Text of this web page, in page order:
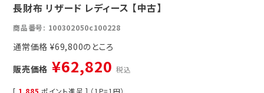
長財布 リザード レディース 【中古】
商品番号 100302050c100228
通常価格 ¥69,800
販売価格 ¥62,820 税込